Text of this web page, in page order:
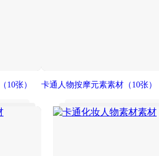
（10张） 卡通人物按摩元素素材 （10张）